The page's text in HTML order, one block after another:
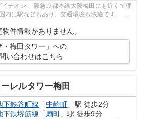
イチオシ。 阪急京都本線大阪梅田にも近くて便
内に駅などもあり、交通環境も快適です。窓
件情報がありません。
・梅田タワー」への
い合わせはこちら
ーレルタワー梅田
下鉄谷町線 「中崎町 」駅 徒歩2分
下鉄堺筋線 「扇町 」駅 徒歩9分